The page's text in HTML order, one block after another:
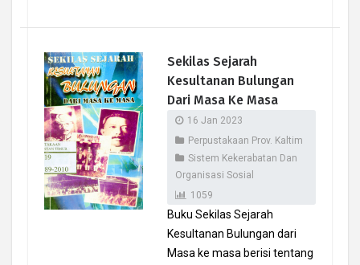
Sekilas Sejarah
Kesultanan Bulungan
Dari Masa Ke Masa
16 Jan 2023
Perpustakaan Prov. Kaltim
Sistem Kekerabatan Dan
Organisasi Sosial
1059
Buku Sekilas Sejarah
Kesultanan Bulungan dari
Masa ke masa berisi tentang